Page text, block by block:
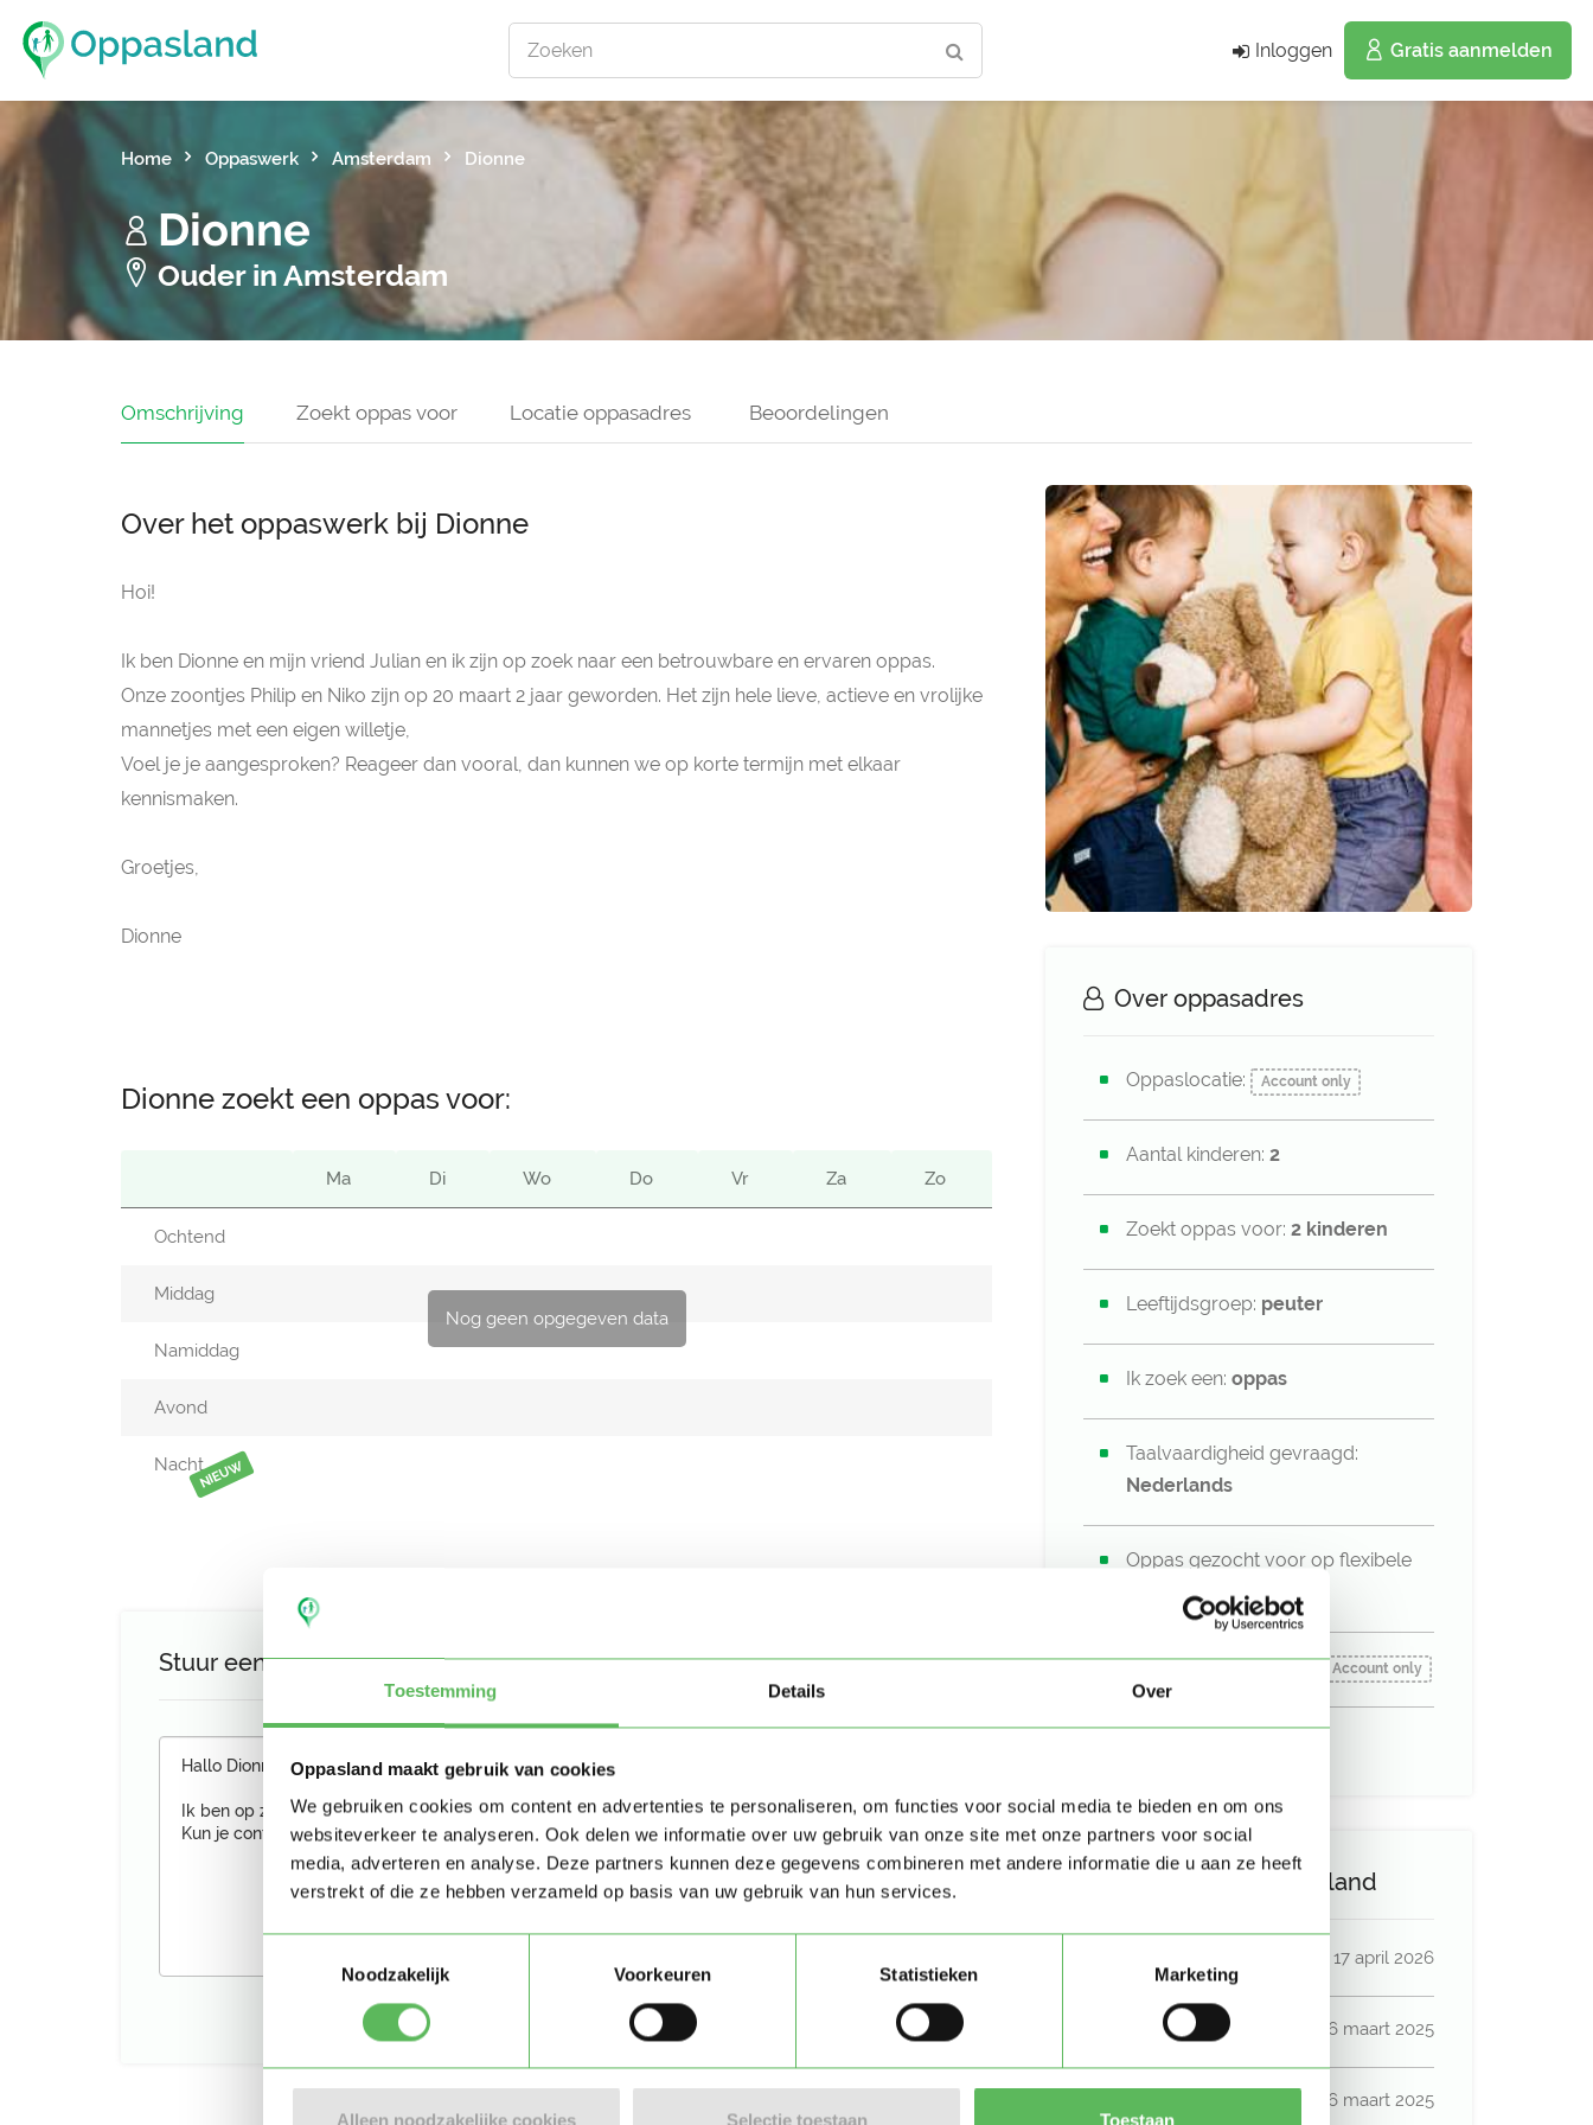
Toestemming Details Over
Oppasland maakt gebruik van cookies
We gebruiken cookies om content en advertenties te personaliseren, om functies voor social media te bieden en om ons
websiteverkeer te analyseren. Ook delen we informatie over uw gebruik van onze site met onze partners voor social
media, adverteren en analyse. Deze partners kunnen deze gegevens combineren met andere informatie die u aan ze heeft
verstrekt of die ze hebben verzameld op basis van uw gebruik van hun services.
Noodzakelijk
Voorkeuren Statistieken Marketing
Alleen noodzakelijke cookies Selectie toestaan Toestaan
Zoeken Inloggen Gratis aanmelden
Home Oppaswerk Amsterdam Dionne
Dionne
Ouder in Amsterdam
Omschrijving Zoekt oppas voor Locatie oppasadres Beoordelingen
Over oppasadres
Oppaslocatie: Account only
Aantal kinderen: 2
Zoekt oppas voor: 2 kinderen
Leeftijdsgroep: peuter
Ik zoek een: oppas
Taalvaardigheid gevraagd:
Nederlands
Oppas gezocht voor op flexibele
Oppas gezocht vanaf: Account only
Activiteit op Oppasland
17 april 2026
Lid sinds 26 maart 2025
26 maart 2025
Over het oppaswerk bij Dionne
Hoi!
Ik ben Dionne en mijn vriend Julian en ik zijn op zoek naar een betrouwbare en ervaren oppas.
Onze zoontjes Philip en Niko zijn op 20 maart 2 jaar geworden. Het zijn hele lieve, actieve en vrolijke
mannetjes met een eigen willetje,
Voel je je aangesproken? Reageer dan vooral, dan kunnen we op korte termijn met elkaar
kennismaken.
Groetjes,
Dionne
Dionne zoekt een oppas voor:
Nog geen opgegeven data
Ma Di Wo Do Vr Za Zo
Ochtend
Middag
Namiddag
Avond
NachtNIEUW
Stuur een bericht aan Dionne
Stuur bericht